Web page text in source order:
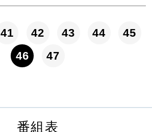
41 42 43 44
45
46
47
番組表